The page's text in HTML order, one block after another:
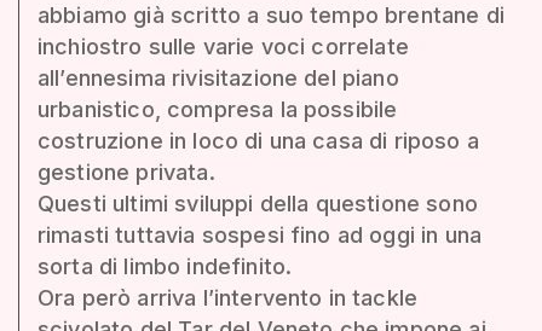
abbiamo già scritto a suo tempo brentane di
inchiostro sulle varie voci correlate
all’ennesima rivisitazione del piano
urbanistico, compresa la possibile
costruzione in loco di una casa di riposo a
gestione privata.
Questi ultimi sviluppi della questione sono
rimasti tuttavia sospesi fino ad oggi in una
sorta di limbo indefinito.
Ora però arriva l’intervento in tackle